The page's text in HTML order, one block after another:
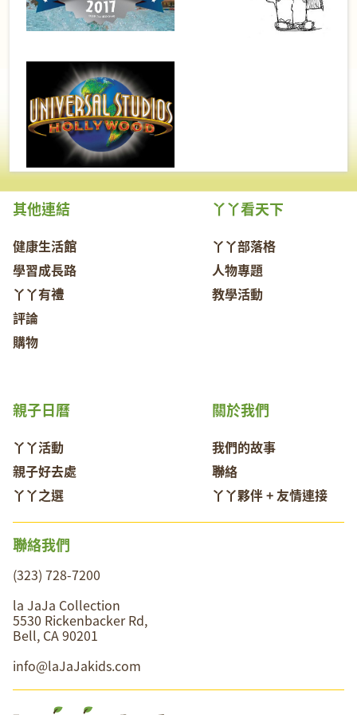
其他連結
健康生活館
學習成長路
丫丫有禮
評論
購物
丫丫看天下
丫丫部落格
人物專題
教學活動
關於我們
我們的故事
聯絡
丫丫夥伴 + 友情連接
親子日曆
丫丫活動
親子好去處
丫丫之選
聯絡我們
(323) 728-7200
la JaJa Collection
5530 Rickenbacker Rd,
Bell, CA 90201
info@laJaJakids.com